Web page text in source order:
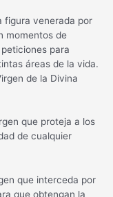
figura venerada por
momentos de
para
áreas de la vida.
de la Divina
que proteja a los
de cualquier
que interceda por
que obtengan la